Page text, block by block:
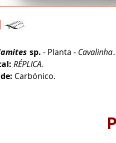
sp. - Planta - Cavalinha.
RÉPLICA.
Carbónico.